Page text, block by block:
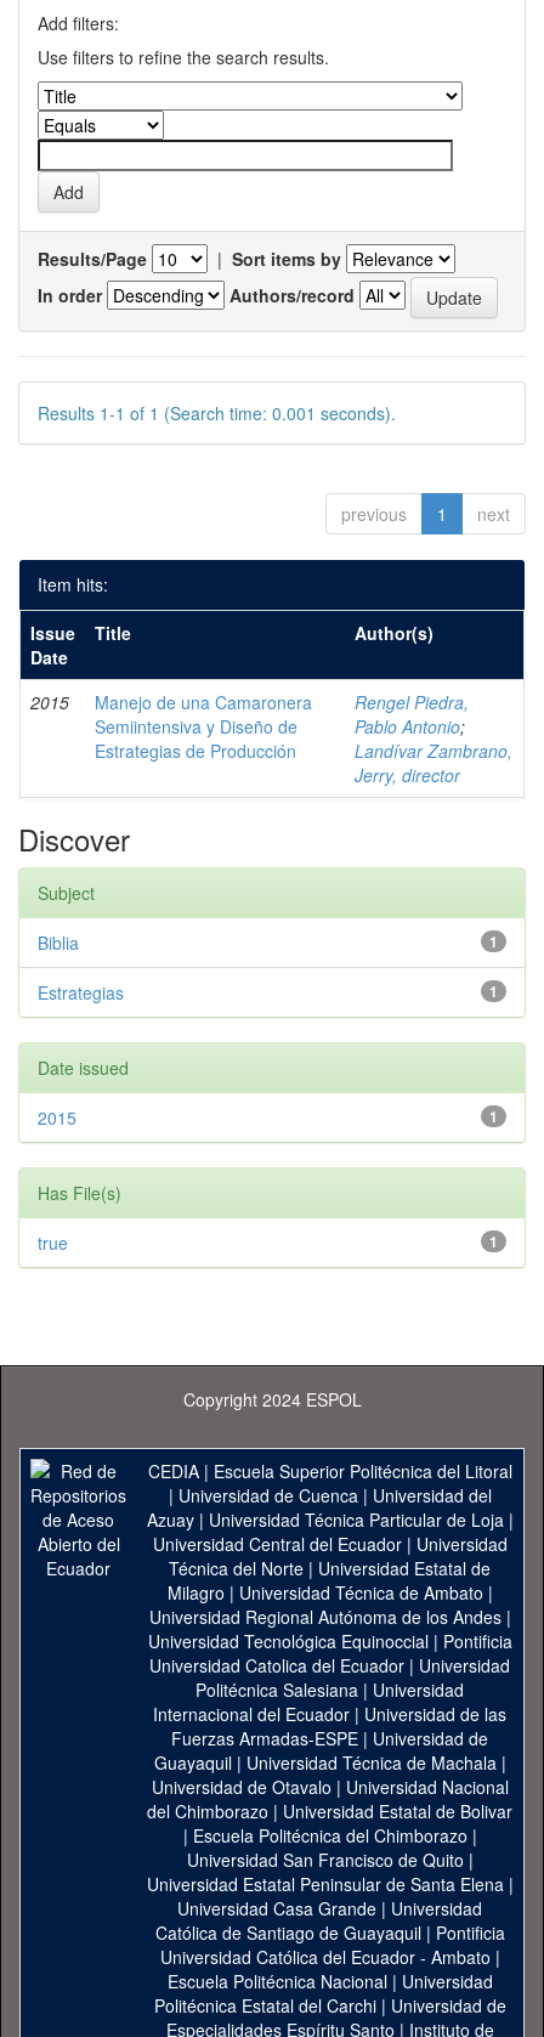
Add filters:
Use filters to refine the search results.
Results/Page | Sort items by
In order
Authors/record
Results 1-1 of 1 (Search time: 0.001 seconds).
previous 1 next
Item hits:
Issue
Date
Title Author(s)
2015
Manejo de una Camaronera
Semiintensiva y Diseño de
Estrategias de Producción
Rengel Piedra,
Pablo Antonio;
Landívar Zambrano,
Jerry, director
Discover
Subject
1
Biblia
1
Estrategias
Date issued
1
2015
Has File(s)
1
true
Copyright 2024 ESPOL
CEDIA| Escuela Superior Politécnica del Litoral
| Universidad de Cuenca| Universidad del
Azuay| Universidad Técnica Particular de Loja|
Universidad Central del Ecuador| Universidad
Técnica del Norte | Universidad Estatal de
Milagro | Universidad Técnica de Ambato |
Universidad Regional Autónoma de los Andes|
Universidad Tecnológica Equinoccial| Pontificia
Universidad Catolica del Ecuador | Universidad
Politécnica Salesiana | Universidad
Internacional del Ecuador | Universidad de las
Fuerzas Armadas-ESPE | Universidad de
Guayaquil| Universidad Técnica de Machala|
Universidad de Otavalo | Universidad Nacional
del Chimborazo | Universidad Estatal de Bolivar
| Escuela Politécnica del Chimborazo |
Universidad San Francisco de Quito |
Universidad Estatal Peninsular de Santa Elena|
Universidad Casa Grande | Universidad
Católica de Santiago de Guayaquil| Pontificia
Universidad Católica del Ecuador - Ambato |
Escuela Politécnica Nacional| Universidad
Politécnica Estatal del Carchi| Universidad de
Especialidades Espíritu Santo | Instituto de